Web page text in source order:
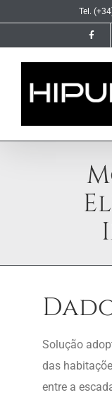
content
Tel.
Solução
das
entre a